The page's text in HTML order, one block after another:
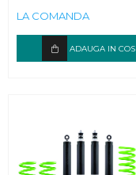
LA COMANDA
ADAUGA IN COS